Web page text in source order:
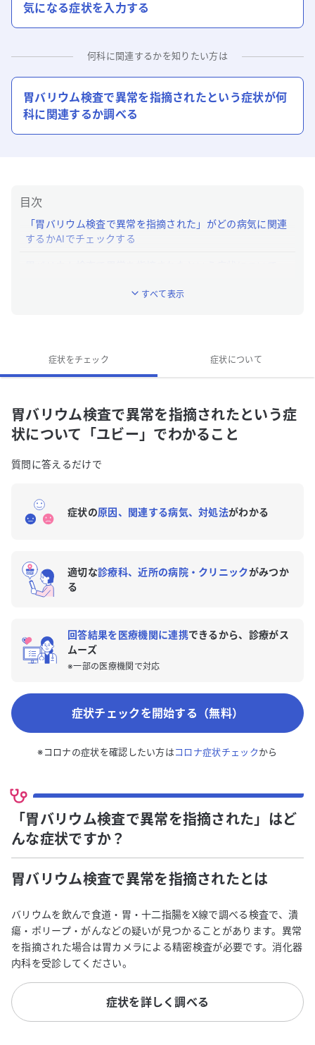
気になる症状を入力する
何科に関連するかを知りたい方は
胃バリウム検査で異常を指摘された という症状が何
科に関連するか調べる
目次
「胃バリウム検査で異常を指摘された」がどの病気に関連
するかAIでチェックする
すべて表示
症状をチェック 症状について
胃バリウム検査で異常を指摘されたという症
状について「ユビー」でわかること
質問に答えるだけで
症状の原因、関連する病気、対処法がわかる
適切な診療科、近所の病院・クリニックがみつか
る
回答結果を医療機関に連携できるから、診療がス
ムーズ
※一部の医療機関で対応
症状チェックを開始する（無料）
※コロナの症状を確認したい方はコロナ症状チェックから
「胃バリウム検査で異常を指摘された」はど
んな症状ですか？
胃バリウム検査で異常を指摘されたとは
バリウムを飲んで食道・胃・十二指腸をX線で調べる検査で、潰
瘍・ポリープ・がんなどの疑いが見つかることがあります。異常
を指摘された場合は胃カメラによる精密検査が必要です。消化器
内科を受診してください。
症状を詳しく調べる